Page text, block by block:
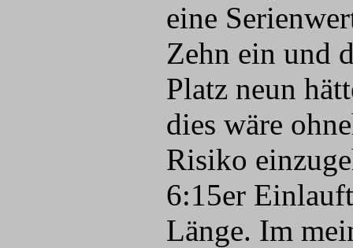
eine
Zehn ein und
Platz neun
dies wäre
Risiko
6:15er
Länge. Im